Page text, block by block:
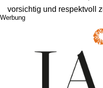
vorsichtig und respektvoll
2. Ist für die
Konzepte von
fassen, um Freiräume
schaffen. Damit
Geschlechterbildern
Werbung